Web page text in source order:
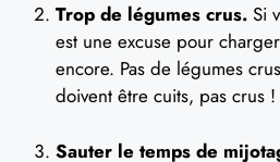
Trop de légumes crus. Si
est une excuse pour
encore. Pas de légumes
doivent être cuits, pas crus !
Sauter le temps de